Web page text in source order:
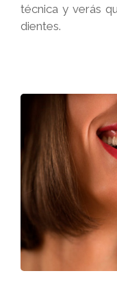
técnica y verás
dientes.